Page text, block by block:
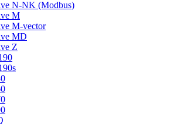
N-NK (Modbus)
M
M-vector
MD
Z